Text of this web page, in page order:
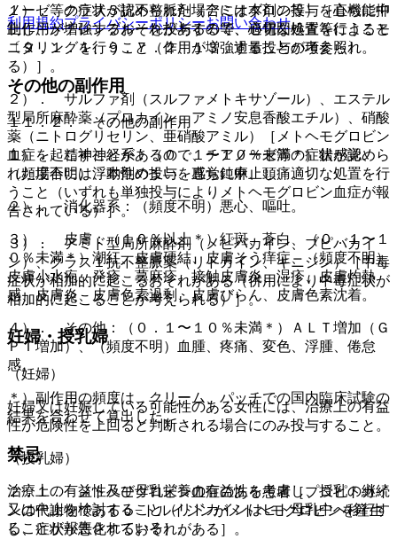
１）． クラス３抗不整脈剤（アミオダロン等）［心機能抑
制作用が増強するおそれがあるので、心電図検査等によるモ
ニタリングを行うこと（作用が増強することが考えられ
る）］。
２）． サルファ剤（スルファメトキサゾール）、エステル
型局所麻酔薬（プロカイン、アミノ安息香酸エチル）、硝酸
薬（ニトログリセリン、亜硝酸アミル）［メトヘモグロビン
血症を起こすことがあるので、チアノーゼ等の症状が認めら
れた場合には、本剤の投与を直ちに中止し、適切な処置を行
うこと（いずれも単独投与によりメトヘモグロビン血症が報
告されている）］。
３）． アミド型局所麻酔剤（メピバカイン、ブピバカイ
ン）、クラス１抗不整脈薬（リドカイン、キニジン）［中毒
症状が相加的に起こるおそれがある（併用により中毒症状が
相加的に起こることが考えられる）］。
妊婦・授乳婦
（妊婦）
妊婦又は妊娠している可能性のある女性には、治療上の有益
性が危険性を上回ると判断される場合にのみ投与すること。
（授乳婦）
治療上の有益性及び母乳栄養の有益性を考慮し、授乳の継続
又は中止を検討すること（リドカインはヒト母乳中へ移行す
ることが報告されている）。
ノーゼ等の症状が認められた場合には本剤の投与を直ちに中
止し、メチレンブルーを投与する等、適切な処置を行うこと
〔９．１．１、９．７．２、１３．過量投与の項参照〕。
その他の副作用
１１．２． その他の副作用
１）． 精神神経系：（０．１〜１０％未満＊）錯感覚、
（頻度不明）浮動性めまい、感覚鈍麻、頭痛。
２）． 消化器系：（頻度不明）悪心、嘔吐。
３）． 皮膚：（１０％以上＊）紅斑、蒼白、（０．１〜１
０％未満＊）潮紅、皮膚硬結、皮膚そう痒症、（頻度不明）
皮膚小水疱、発疹、蕁麻疹、接触皮膚炎、湿疹、皮膚灼熱
感、皮膚炎、皮膚色素過剰、皮膚びらん、皮膚色素沈着。
４）． その他：（０．１〜１０％未満＊）ＡＬＴ増加（Ｇ
ＰＴ増加）、（頻度不明）血腫、疼痛、変色、浮腫、倦怠
感。
＊）副作用の頻度は、クリーム、パッチでの国内臨床試験の
結果を合わせて算出した。
禁忌
２．１． メトヘモグロビン血症のある患者［プロピトカイ
ンの代謝物であるｏ−トルイジンがメトヘモグロビンを産生
し、症状が悪化するおそれがある］。
利用規約プライバシーポリシーお問い合わせ